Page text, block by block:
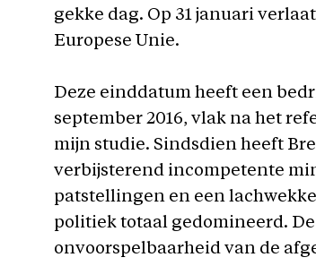
gekke dag. Op 31 januari
Europese Unie.
Deze einddatum heeft een
september 2016, vlak na het
mijn studie. Sindsdien heeft
verbijsterend incompetente
patstellingen en een
politiek totaal gedomineerd.
onvoorspelbaarheid van de